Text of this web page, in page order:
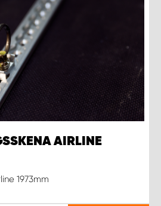
AIRLINE
1973mm